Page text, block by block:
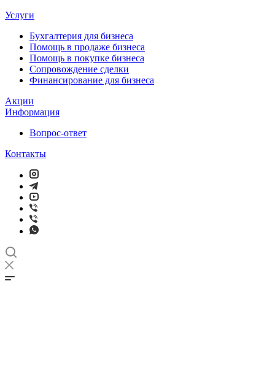
Услуги
Бухгалтерия для бизнеса
Помощь в продаже бизнеса
Помощь в покупке бизнеса
Сопровождение сделки
Финансирование для бизнеса
Акции
Информация
Вопрос-ответ
Контакты